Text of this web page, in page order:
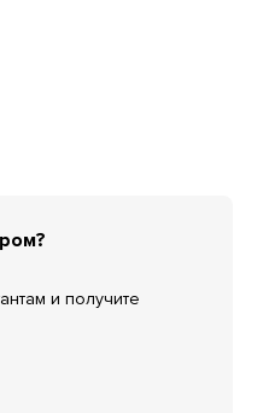
и получите